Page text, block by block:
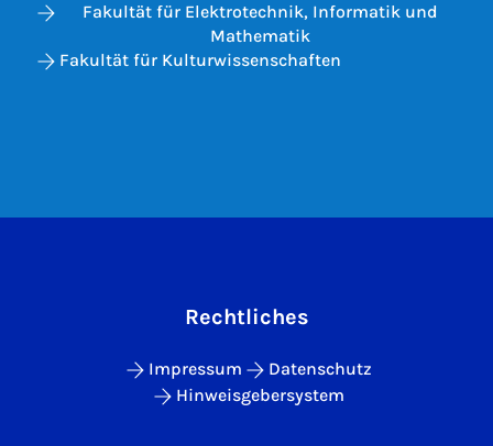
Fakultät für Elektrotechnik, Informatik und
Mathematik
Fakultät für Kulturwissenschaften
Rechtliches
Impressum
Datenschutz
Hinweisgebersystem